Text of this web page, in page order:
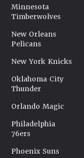
Minnesota
Timberwolves
New Orleans
Pelicans
New York Knicks
Oklahoma City
Thunder
Orlando Magic
Philadelphia
76ers
Phoenix Suns